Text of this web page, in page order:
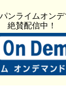
ンライムオンデ
絶賛配信中！